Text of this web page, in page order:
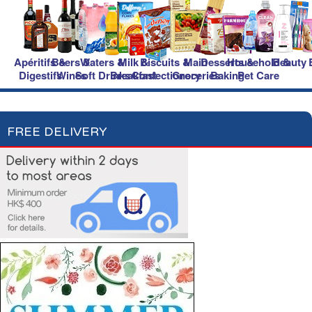
Apéritifs &
Digestifs
Beers &
Wines
Waters &
Soft Drinks
Milk &
Breakfast
Biscuits &
Confectionery
Main
Groceries
Desserts &
Baking
Household &
Pet Care
Beauty
FREE DELIVERY